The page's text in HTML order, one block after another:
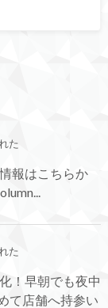
た
報はこちらか
た
！早朝でも夜中
て店舗へ持参い